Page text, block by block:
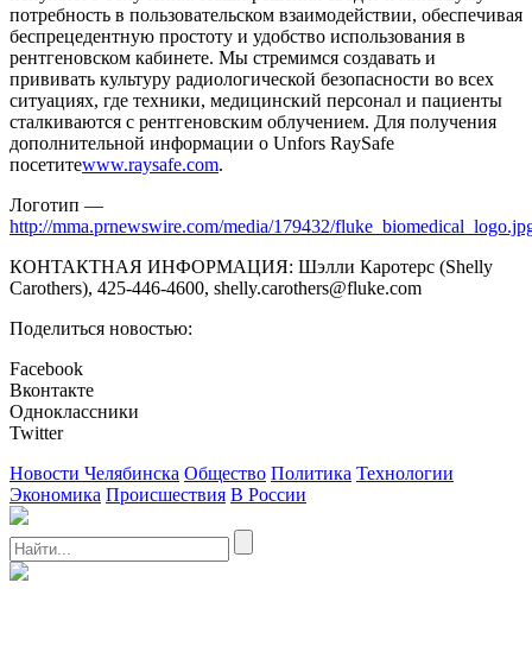
потребность в пользовательском взаимодействии, обеспечивая
беспрецедентную простоту и удобство использования в
рентгеновском кабинете. Мы стремимся создавать и
прививать культуру радиологической безопасности во всех
ситуациях, где техники, медицинский персонал и пациенты
сталкиваются с рентгеновским облучением. Для получения
дополнительной информации о Unfors RaySafe
посетитеwww.raysafe.com.
Логотип —
http://mma.prnewswire.com/media/179432/
КОНТАКТНАЯ ИНФОРМАЦИЯ: Шэлли Каротерс (Shelly
Carothers), 425-446-4600, shelly.carothers@fluke.com
Поделиться новостью:
Facebook
Вконтакте
Одноклассники
Twitter
Новости Челябинска Общество Политика Технологии
Экономика Происшествия В России